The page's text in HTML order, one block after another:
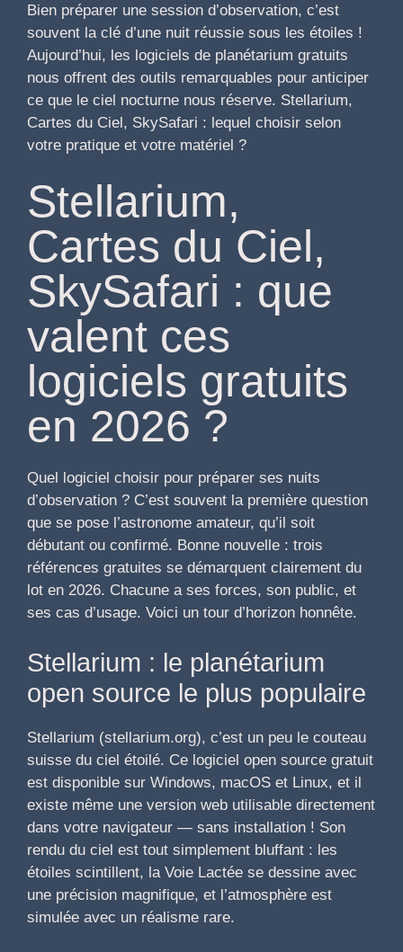
Bien préparer une session d’observation, c’est
souvent la clé d’une nuit réussie sous les étoiles !
Aujourd’hui, les logiciels de planétarium gratuits
nous offrent des outils remarquables pour anticiper
ce que le ciel nocturne nous réserve. Stellarium,
Cartes du Ciel, SkySafari : lequel choisir selon
votre pratique et votre matériel ?
Stellarium,
Cartes du Ciel,
SkySafari : que
valent ces
logiciels gratuits
en 2026 ?
Quel logiciel choisir pour préparer ses nuits
d’observation ? C’est souvent la première question
que se pose l’astronome amateur, qu’il soit
débutant ou confirmé. Bonne nouvelle : trois
références gratuites se démarquent clairement du
lot en 2026. Chacune a ses forces, son public, et
ses cas d’usage. Voici un tour d’horizon honnête.
Stellarium : le planétarium
open source le plus populaire
Stellarium (stellarium.org), c’est un peu le couteau
suisse du ciel étoilé. Ce logiciel open source gratuit
est disponible sur Windows, macOS et Linux, et il
existe même une version web utilisable directement
dans votre navigateur — sans installation ! Son
rendu du ciel est tout simplement bluffant : les
étoiles scintillent, la Voie Lactée se dessine avec
une précision magnifique, et l’atmosphère est
simulée avec un réalisme rare.